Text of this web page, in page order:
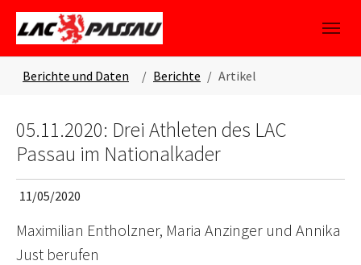
Skip to main content
Skip to page footer
Berichte und Daten Berichte Artikel
05.11.2020: Drei Athleten des LAC
Passau im Nationalkader
11/05/2020
Maximilian Entholzner, Maria Anzinger und Annika
Just berufen